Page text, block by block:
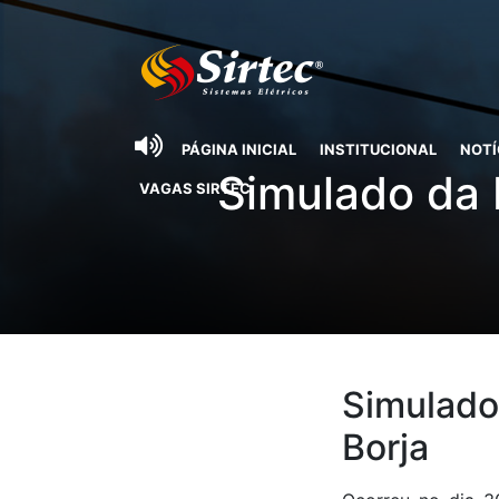
PÁGINA INICIAL INSTITUCIONAL
VAGAS SIRTECSimulado da
Borja